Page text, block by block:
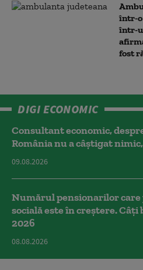
într-o
într-
fost
DIGI ECONOMIC
Consultant economic,
România nu a câştigat
09.08.2026
Numărul pensionarilor
socială este în creștere.
2026
08.08.2026